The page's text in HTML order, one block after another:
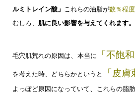
ルミトレイン酸」 これらの油脂が数％程
むしろ、 肌に良い影響を与えてくれます。
毛穴肌荒れの原因は 本当に 「不飽
を考えた時、 どちらかというと 「皮膚
よっぽど原因になっていて
これらの脂